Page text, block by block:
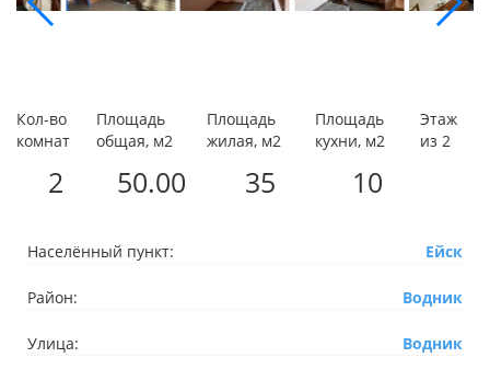
Кол-во
комнат
2
Площадь
общая, м2
50.00
Площадь
жилая, м2
35
Площадь
кухни, м2
10
Этаж
из 2
Населённый пункт: Ейск
Район: Водник
Улица: Водник